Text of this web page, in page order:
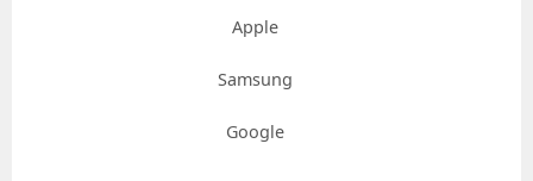
Apple
Samsung
Google